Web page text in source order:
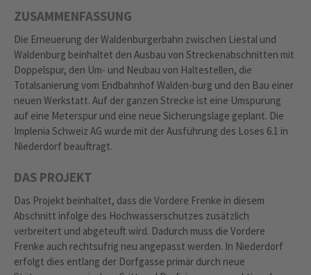
ZUSAMMENFASSUNG
Die Erneuerung der Waldenburgerbahn zwischen Liestal und
Waldenburg beinhaltet den Ausbau von Streckenabschnitten mit
Doppelspur, den Um- und Neubau von Haltestellen, die
Totalsanierung vom Endbahnhof Walden-burg und den Bau einer
neuen Werkstatt. Auf der ganzen Strecke ist eine Umspurung
auf eine Meterspur und eine neue Sicherungslage geplant. Die
Implenia Schweiz AG wurde mit der Ausführung des Loses 6.1 in
Niederdorf beauftragt.
DAS PROJEKT
Das Projekt beinhaltet, dass die Vordere Frenke in diesem
Abschnitt infolge des Hochwasserschutzes zusätzlich
verbreitert und abgeteuft wird. Dadurch muss die Vordere
Frenke auch rechtsufrig neu angepasst werden. In Niederdorf
erfolgt dies entlang der Dorfgasse primär durch neue